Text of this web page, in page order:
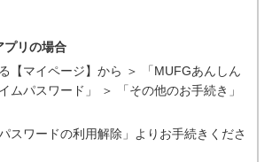
プリの場合
【マイページ】から ＞ 「MUFGあんしん
ムパスワード」 ＞ 「その他のお手続き」
スワードの利用解除」よりお手続きくださ